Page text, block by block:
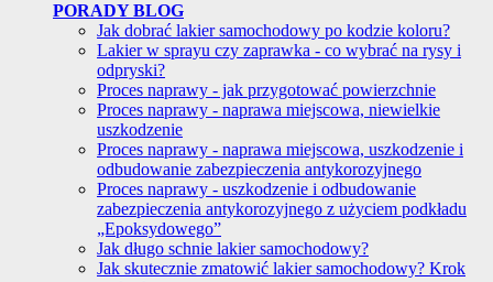
PORADY BLOG
Jak dobrać lakier samochodowy po kodzie koloru?
Lakier w sprayu czy zaprawka - co wybrać na rysy i
odpryski?
Proces naprawy - jak przygotować powierzchnie
Proces naprawy - naprawa miejscowa, niewielkie
uszkodzenie
Proces naprawy - naprawa miejscowa, uszkodzenie i
odbudowanie zabezpieczenia antykorozyjnego
Proces naprawy - uszkodzenie i odbudowanie
zabezpieczenia antykorozyjnego z użyciem podkładu
„Epoksydowego”
Jak długo schnie lakier samochodowy?
Jak skutecznie zmatowić lakier samochodowy? Krok